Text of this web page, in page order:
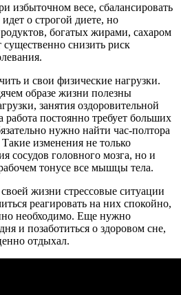
избыточном весе, сбалансировать
о строгой диете, но
богатых жирами, сахаром
снизить риск
и свои физические нагрузки.
образе жизни полезны
занятия оздоровительной
постоянно требует больших
нужно найти час-полтора
изменения не только
сосудов головного мозга, но и
тонусе все мышцы тела.
жизни стрессовые ситуации
реагировать на них спокойно,
необходимо. Еще нужно
и позаботиться о здоровом сне,
отдыхал.